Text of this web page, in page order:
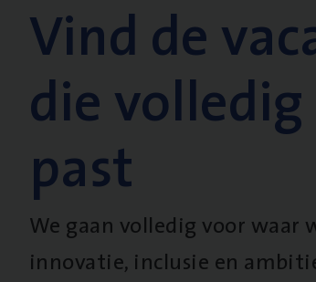
Vind de
die
past
We gaan volledig voor waar
innovatie, inclusie en